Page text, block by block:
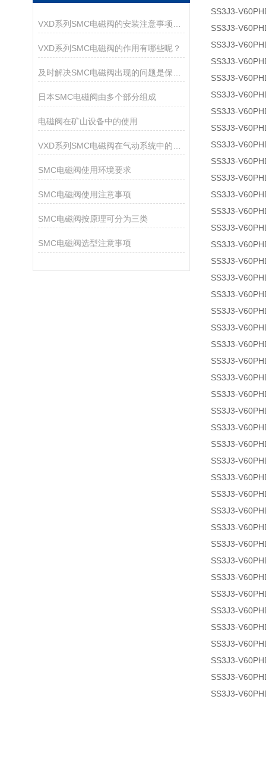
VXD系列SMC电磁阀的作用有哪些呢？
日本SMC电磁阀由多个部分组成
电磁阀在矿山设备中的使用
SMC电磁阀使用环境要求
SMC电磁阀使用注意事项
SMC电磁阀按原理可分为三类
SMC电磁阀选型注意事项
SS3J3-
SS3J3-
SS3J3-
SS3J3-
SS3J3-
SS3J3-
SS3J3-
SS3J3-
SS3J3-
SS3J3-
SS3J3-
SS3J3-
SS3J3-
SS3J3-
SS3J3-
SS3J3-
SS3J3-
SS3J3-
SS3J3-
SS3J3-
SS3J3-
SS3J3-
SS3J3-
SS3J3-
SS3J3-
SS3J3-
SS3J3-
SS3J3-
SS3J3-
SS3J3-
SS3J3-
SS3J3-
SS3J3-
SS3J3-
SS3J3-
SS3J3-
SS3J3-
SS3J3-
SS3J3-
SS3J3-
SS3J3-
SS3J3-